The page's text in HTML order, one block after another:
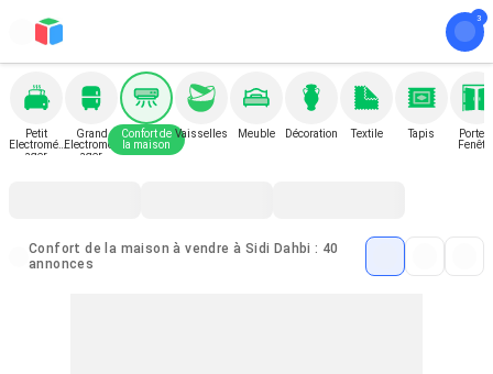
Petit
Electromén
ager
Grand
Electromén
ager
Confort de
la maison
Vaisselles Meuble Décoration Textile Tapis
Porte
Confort de la maison à vendre à Sidi Dahbi : 40
annonces